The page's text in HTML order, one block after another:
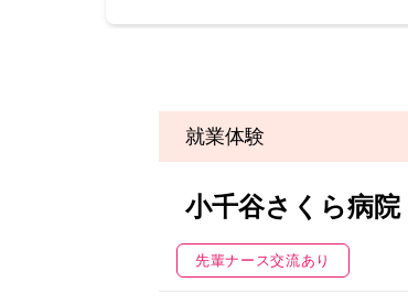
就業体験
小千谷さくら病
先輩ナース交流あり